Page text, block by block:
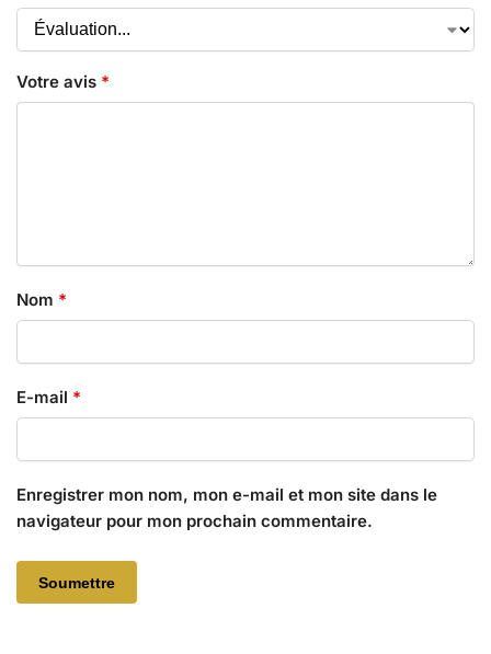
Votre avis *
Nom *
E-mail *
Enregistrer mon nom, mon e-mail et mon site dans le
navigateur pour mon prochain commentaire.